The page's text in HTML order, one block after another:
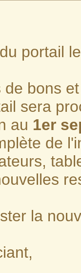
portail
bons
sera
au 1er
de
la